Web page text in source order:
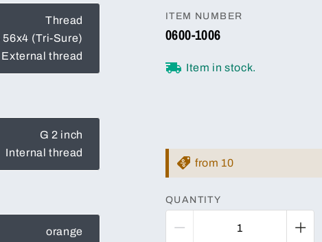
Thread
56x4 (Tri-Sure)
External thread
G 2 inch
Internal thread
orange
ITEM NUMBER
0600-1006
Item in stock.
from 10
QUANTITY